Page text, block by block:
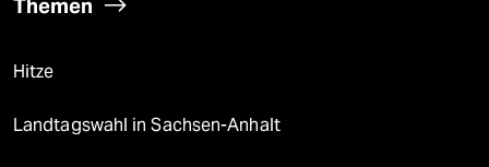
Themen
Hitze
Landtagswahl in Sachsen-Anhalt